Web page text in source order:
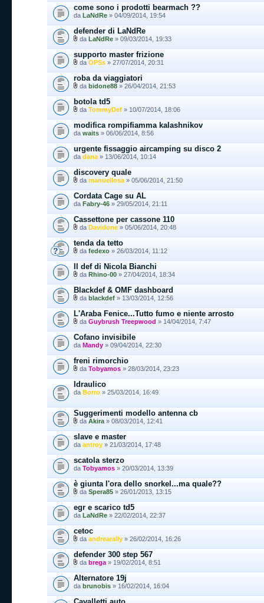
come sono i prodotti bearmach ??
da LaNdRe » 04/09/2014, 19:54
defender di LaNdRe
da LaNdRe » 09/03/2014, 19:33
supporto master frizione
da OPSs » 27/07/2014, 20:31
roba da viaggiatori
da bidone88 » 26/04/2014, 21:53
botola td5
da TommyDef » 10/07/2014, 18:06
modifica rompifiamma kalashnikov
da waits » 06/06/2014, 8:56
urgente fissaggio aircamping su disco 2
da dana » 13/06/2014, 10:14
discovery quale
da manuellosa » 05/06/2014, 21:50
Cordata Cage su AL
da Fabry-46 » 29/05/2014, 21:11
Cassettone per cassone 110
da Davidone » 05/06/2014, 20:48
tenda da tetto
da fedexo » 26/03/2014, 11:12
Il def di Nicola Bianchi
da Rhino-00 » 27/04/2014, 18:34
Blackdef & OMF dashboard
da blackdef » 13/03/2014, 12:56
L'Araba Fenice...Tutto fumo e niente arrosto
da Guybrush Treepwood » 14/04/2014, 7:47
Cofano invisibile
da Mandy » 09/04/2014, 22:30
freni rimorchio
da Tobyamos » 28/03/2014, 23:23
Idraulico
da Borro » 25/03/2014, 16:49
Suggerimenti modello antenna cb
da Akira » 08/03/2014, 12:41
slave e master
da antroy » 21/03/2014, 17:48
scatola sterzo
da Tobyamos » 20/03/2014, 13:39
è giunta l'ora dello snorkel...ma quale??
da Spera85 » 26/01/2013, 13:15
egr e scarico td5
da LaNdRe » 22/02/2014, 22:37
cetoc
da andrearally » 26/02/2014, 16:26
defender 300 step 567
da brega » 19/02/2014, 8:51
Alternatore 19j
da brunobis » 16/02/2014, 16:04